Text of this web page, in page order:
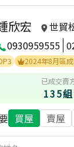
欣宏
世貿
0930959555
年8月區成件TOP2
已成交賣
135組
買屋 賣屋